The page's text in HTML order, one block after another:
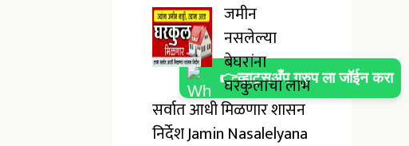
👉व्हाट्सअँप ग्रुप ला जॉईन करा
जमीन
नसलेल्या
बेघरांना
घरकुलाचा लाभ
सर्वात आधी मिळणार शासन
निर्देश Jamin Nasalelyana